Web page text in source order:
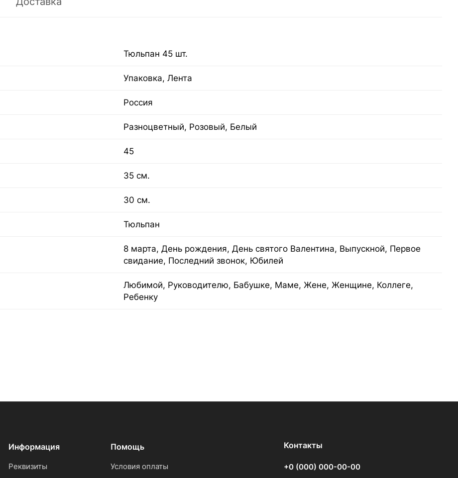
Тюльпан 45 шт.
Упаковка, Лента
Россия
Разноцветный, Розовый, Белый
45
35 см.
30 см.
Тюльпан
8 марта, День рождения, День святого Валентина, Выпускной, Первое
свидание, Последний звонок, Юбилей
Любимой, Руководителю, Бабушке, Маме, Жене, Женщине, Коллеге,
Ребенку
Информация
Реквизиты
Помощь
Условия оплаты
Контакты
+0 (000) 000-00-00